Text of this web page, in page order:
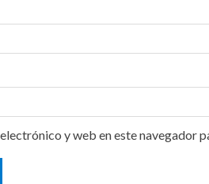
y web en este navegador